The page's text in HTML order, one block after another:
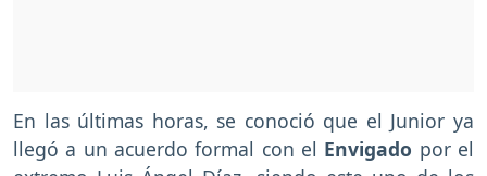
En las últimas horas, se conoció que el Junior ya
llegó a un acuerdo formal con el Envigado por el